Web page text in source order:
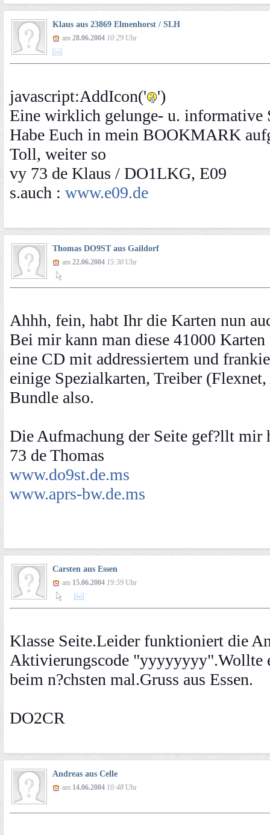
Klaus aus 23869 Elmenhorst / SLH
am 28.06.2004 10:29 Uhr
javascript:AddIcon('
')
Eine wirklich gelunge- u. informative
Habe Euch in mein BOOKMARK
Toll, weiter so
vy 73 de Klaus / DO1LKG, E09
s.auch : www.e09.de
Thomas DO9ST aus Gaildorf
am 22.06.2004 15:30 Uhr
Ahhh, fein, habt Ihr die Karten nun
Bei mir kann man diese 41000
eine CD mit addressiertem und
einige Spezialkarten, Treiber
Bundle also.
Die Aufmachung der Seite gef?llt mir
73 de Thomas
www.do9st.de.ms
www.aprs-bw.de.ms
Carsten aus Essen
am 15.06.2004 19:59 Uhr
Klasse Seite.Leider funktioniert die
Aktivierungscode "yyyyyyyy".Wollte
beim n?chsten mal.Gruss aus Essen.
DO2CR
Andreas aus Celle
am 14.06.2004 10:48 Uhr